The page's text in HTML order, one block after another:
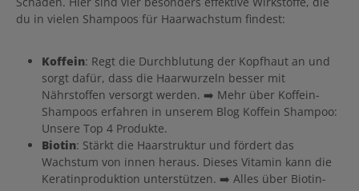
du in vielen Shampoos für Haarwachstum findest:
Koffein: Regt die Durchblutung der Kopfhaut an und
sorgt dafür, dass die Haarwurzeln besser mit
Nährstoffen versorgt werden. ➡️ Mehr über Koffein-
Shampoos erfahren in unserem Blog Koffein Shampoo:
Unsere Top 4 Produkte.
Biotin: Stärkt die Haarstruktur und fördert das
Wachstum von innen heraus. Dieses Vitamin kann die
Keratinproduktion unterstützen. ➡️ Alles über Biotin-